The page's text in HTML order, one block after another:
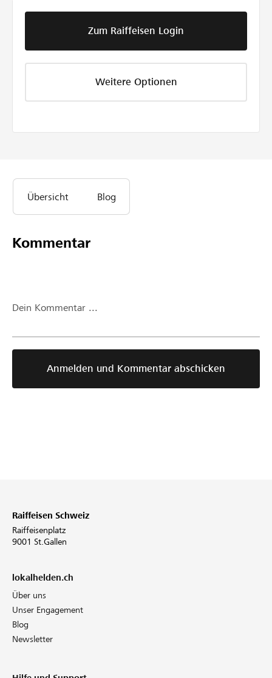
Zum Raiffeisen Login
Weitere Optionen
Übersicht Blog
Kommentar
Dein Kommentar ...
Anmelden und Kommentar abschicken
Raiffeisen Schweiz
Raiffeisenplatz
9001 St.Gallen
lokalhelden.ch
Über uns
Unser Engagement
Blog
Newsletter